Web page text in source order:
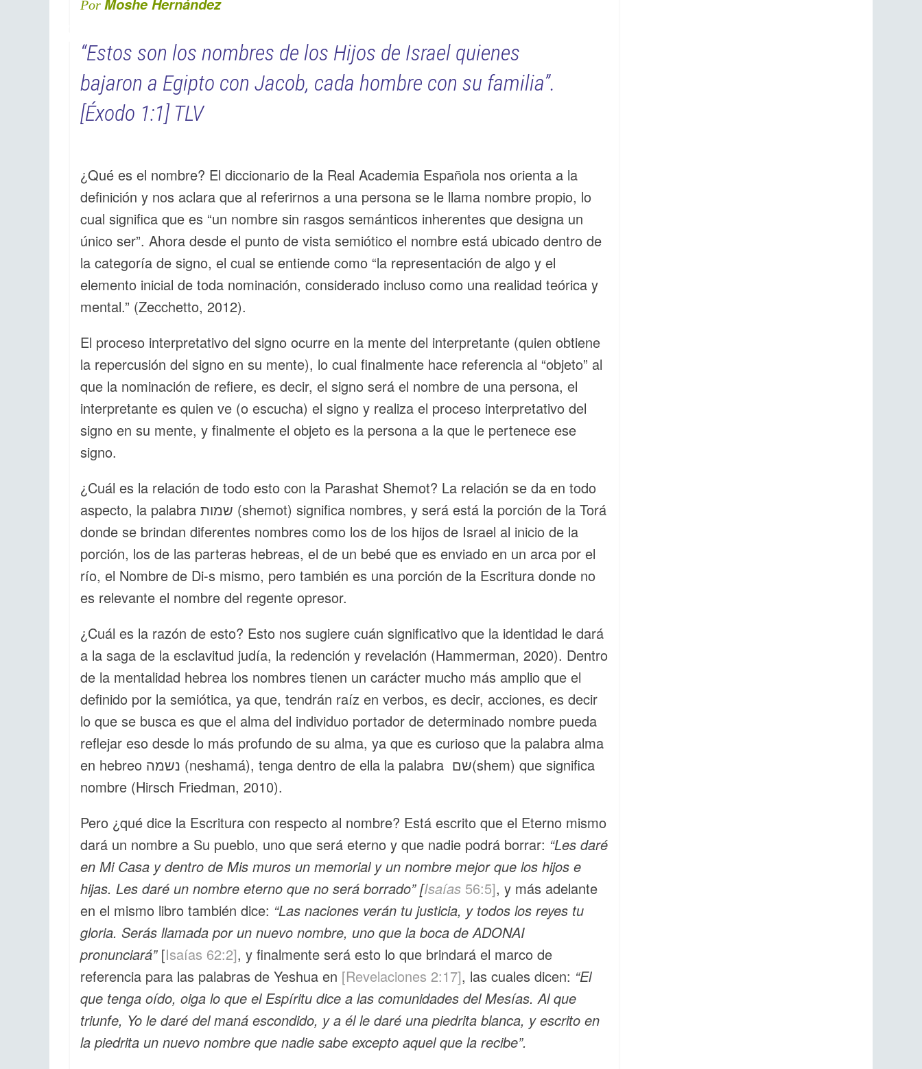
Por Moshe Hernández
“Estos son los nombres de los Hijos de Israel quienes
bajaron a Egipto con Jacob, cada hombre con su familia”.
[Éxodo 1:1] TLV
¿Qué es el nombre? El diccionario de la Real Academia Española nos orienta a la
definición y nos aclara que al referirnos a una persona se le llama nombre propio, lo
cual significa que es “un nombre sin rasgos semánticos inherentes que designa un
único ser”. Ahora desde el punto de vista semiótico el nombre está ubicado dentro de
la categoría de signo, el cual se entiende como “la representación de algo y el
elemento inicial de toda nominación, considerado incluso como una realidad teórica y
mental.” (Zecchetto, 2012).
El proceso interpretativo del signo ocurre en la mente del interpretante (quien obtiene
la repercusión del signo en su mente), lo cual finalmente hace referencia al “objeto” al
que la nominación de refiere, es decir, el signo será el nombre de una persona, el
interpretante es quien ve (o escucha) el signo y realiza el proceso interpretativo del
signo en su mente, y finalmente el objeto es la persona a la que le pertenece ese
signo.
¿Cuál es la relación de todo esto con la Parashat Shemot? La relación se da en todo
aspecto, la palabra שמות (shemot) significa nombres, y será está la porción de la Torá
donde se brindan diferentes nombres como los de los hijos de Israel al inicio de la
porción, los de las parteras hebreas, el de un bebé que es enviado en un arca por el
río, el Nombre de Di-s mismo, pero también es una porción de la Escritura donde no
es relevante el nombre del regente opresor.
¿Cuál es la razón de esto? Esto nos sugiere cuán significativo que la identidad le dará
a la saga de la esclavitud judía, la redención y revelación (Hammerman, 2020). Dentro
de la mentalidad hebrea los nombres tienen un carácter mucho más amplio que el
definido por la semiótica, ya que, tendrán raíz en verbos, es decir, acciones, es decir
lo que se busca es que el alma del individuo portador de determinado nombre pueda
reflejar eso desde lo más profundo de su alma, ya que es curioso que la palabra alma
en hebreo נשמה (neshamá), tenga dentro de ella la palabra שם(shem) que significa
nombre (Hirsch Friedman, 2010).
Pero ¿qué dice la Escritura con respecto al nombre? Está escrito que el Eterno mismo
dará un nombre a Su pueblo, uno que será eterno y que nadie podrá borrar: “Les daré
en Mi Casa y dentro de Mis muros un memorial y un nombre mejor que los hijos e
hijas. Les daré un nombre eterno que no será borrado” [Isaías 56:5], y más adelante
en el mismo libro también dice: “Las naciones verán tu justicia, y todos los reyes tu
gloria. Serás llamada por un nuevo nombre, uno que la boca de ADONAI
pronunciará” [Isaías 62:2], y finalmente será esto lo que brindará el marco de
referencia para las palabras de Yeshua en [Revelaciones 2:17], las cuales dicen: “El
que tenga oído, oiga lo que el Espíritu dice a las comunidades del Mesías. Al que
triunfe, Yo le daré del maná escondido, y a él le daré una piedrita blanca, y escrito en
la piedrita un nuevo nombre que nadie sabe excepto aquel que la recibe”.